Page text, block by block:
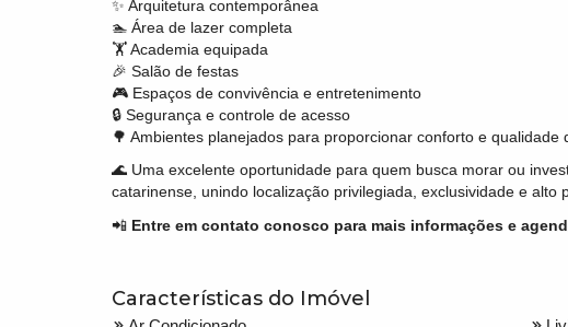
✨ Arquitetura contemporânea
🏊 Área de lazer completa
🏋️ Academia equipada
🎉 Salão de festas
🎮 Espaços de convivência e entretenimento
🔒 Segurança e controle de acesso
🌳 Ambientes planejados para proporcionar conforto e qualidade
🌊 Uma excelente oportunidade para quem busca morar ou
catarinense, unindo localização privilegiada, exclusividade e alto
📲 Entre em contato conosco para mais informações e
Características do Imóvel